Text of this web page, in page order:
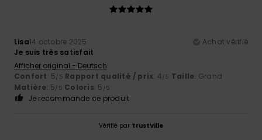
Lisa14 octobre 2025
Achat vérifié
Je suis très satisfait
Afficher original - Deutsch
Confort: 5/5 Rapport qualité / prix: 4/5 Taille: Grand
Matière: 5/5 Coloris: 5 /5
Je recommande ce produit
Vérifié par TrustVille